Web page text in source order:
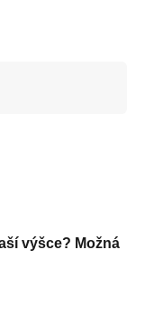
výšce? Možná